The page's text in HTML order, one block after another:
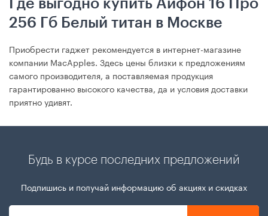
Где выгодно купить Айфон 16 Про
256 Гб Белый титан в Москве
Приобрести гаджет рекомендуется в интернет-магазине
компании MacApples. Здесь цены близки к предложениям
самого производителя, а поставляемая продукция
гарантированно высокого качества, да и условия доставки
приятно удивят.
Будь в курсе последних предложений
Подпишись и получай информацию об акциях и скидках